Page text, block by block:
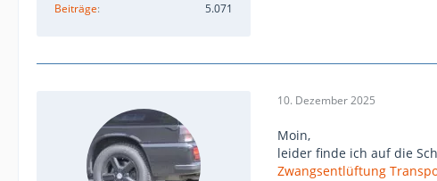
Beiträge
5.071
10. Dezember 2025
Moin,
leider finde ich auf die
Zwangsentlüftung